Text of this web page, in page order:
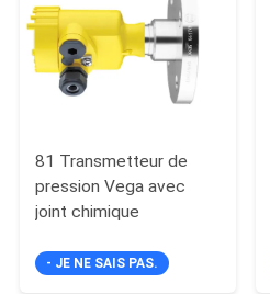
81 Transmetteur de
pression Vega avec
joint chimique
- JE NE SAIS PAS.